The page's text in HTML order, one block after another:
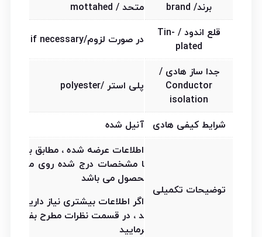
برند/ brand
متحد / mottahed
قلع اندود / Tin-
plated
در صورت لزوم/if necessary
جدا ساز هادی /
Conductor
isolation
پلی استر /polyester
شرایط کیفی هادی آنیل شده
توضیحات تکمیلی
اطلاعات عرضه شده ، مطابق ب
ا مشخصات درج شده روی م
حصول می باشد
اگر اطلاعات بیشتری نیاز داری
د ، در قسمت نظرات مطرح بف
رمایید